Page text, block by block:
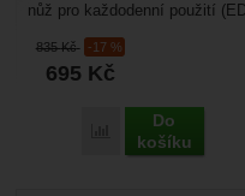
835Kč -17 %
695 Kč
Porovnat
Do
košíku
nůž pro každodenní použití
jednoduchém...